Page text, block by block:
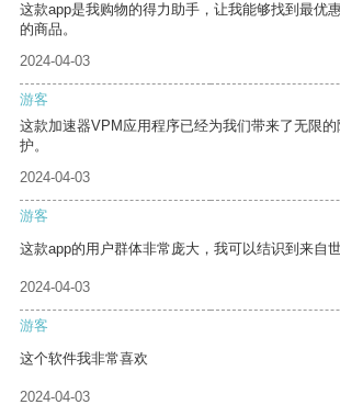
这款app是我购物的得力助手，让我能够找到最优
的商品。
2024-04-03
游客
这款加速器VPM应用程序已经为我们带来了无限
护。
2024-04-03
游客
这款app的用户群体非常庞大，我可以结识到来自
2024-04-03
游客
这个软件我非常喜欢
2024-04-03